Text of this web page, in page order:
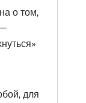
о том,
для